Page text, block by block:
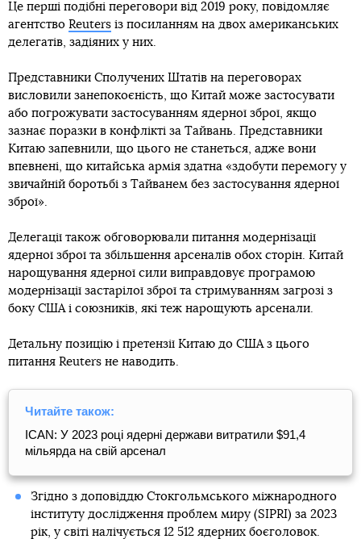
Це перші подібні переговори від 2019 року, повідомляє
агентство Reuters із посиланням на двох американських
делегатів, задіяних у них.
Представники Сполучених Штатів на переговорах
висловили занепокоєність, що Китай може застосувати
або погрожувати застосуванням ядерної зброї, якщо
зазнає поразки в конфлікті за Тайвань. Представники
Китаю запевнили, що цього не станеться, адже вони
впевнені, що китайська армія здатна «здобути перемогу у
звичайній боротьбі з Тайванем без застосування ядерної
зброї».
Делегації також обговорювали питання модернізації
ядерної зброї та збільшення арсеналів обох сторін. Китай
нарощування ядерної сили виправдовує програмою
модернізації застарілої зброї та стримуванням загрозі з
боку США і союзників, які теж нарощують арсенали.
Детальну позицію і претензії Китаю до США з цього
питання Reuters не наводить.
Читайте також:
ICAN: У 2023 році ядерні держави витратили $91,4
мільярда на свій арсенал
Згідно з доповіддю Стокгольмського міжнародного
інституту дослідження проблем миру (SIPRI) за 2023
рік, у світі налічується 12 512 ядерних боєголовок.